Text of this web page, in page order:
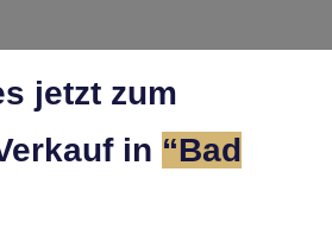
jetzt zum
in “Bad